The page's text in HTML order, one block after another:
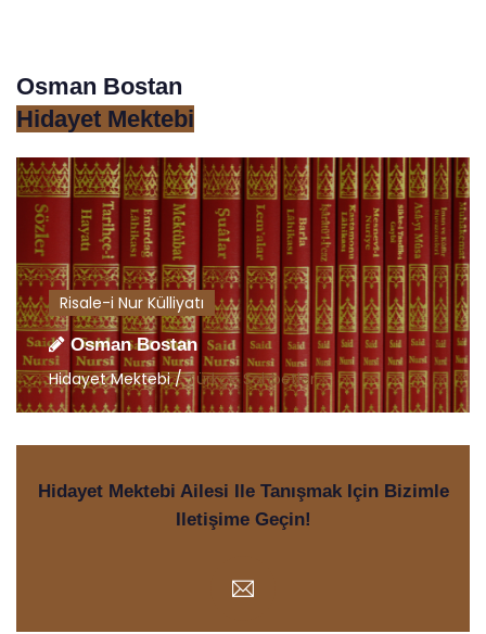
Osman Bostan
Hidayet Mektebi
Risale-i Nur Külliyatı
Osman Bostan
Hidayet Mektebi /Türkçe Sohbetler
Hidayet Mektebi Ailesi Ile Tanışmak Için Bizimle
Iletişime Geçin!